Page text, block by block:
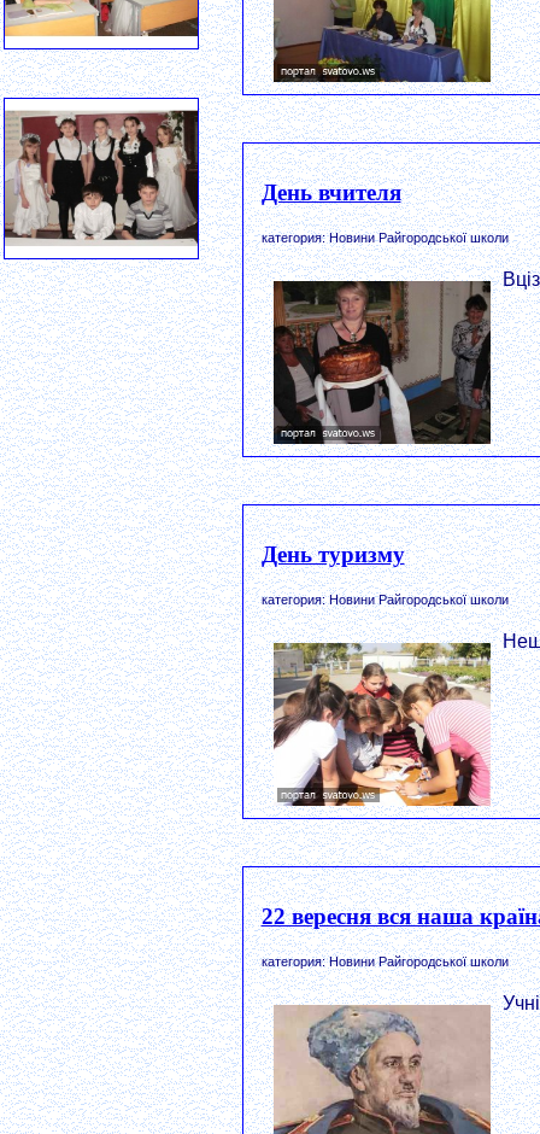
День вчителя
категория: Новини Райгородської школи
День туризму
категория: Новини Райгородської школи
22 вересня вся наша
категория: Новини Райгородської школи